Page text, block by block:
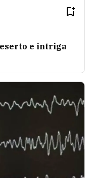
e intriga